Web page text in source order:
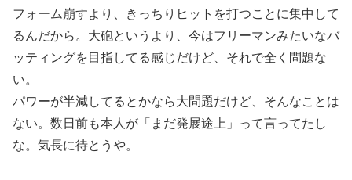
フォーム崩すより、きっちりヒットを打つことに集中して
るんだから。大砲というより、今はフリーマンみたいなバ
ッティングを目指してる感じだけど、それで全く問題な
い。
パワーが半減してるとかなら大問題だけど、そんなことは
ない。数日前も本人が「まだ発展途上」って言ってたし
な。気長に待とうや。